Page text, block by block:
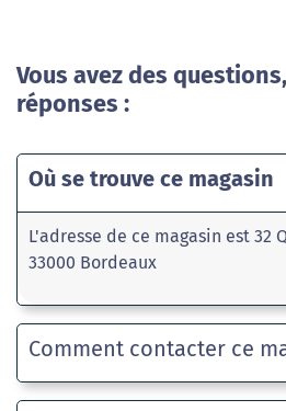
Vous avez des
réponses :
Où se trouve ce magasin
L'adresse de ce magasin est 32
33000 Bordeaux
Comment contacter ce